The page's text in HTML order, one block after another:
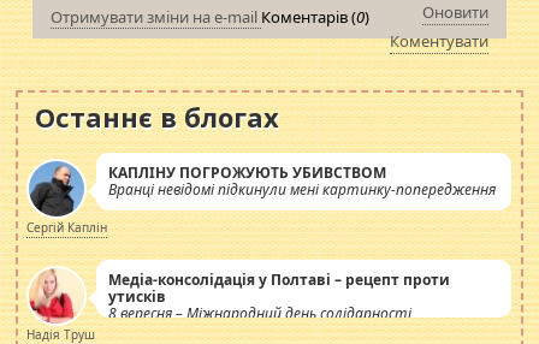
Отримувати зміни на e-mail Коментарів (0)
Оновити
Коментувати
Останнє в блогах
КАПЛІНУ ПОГРОЖУЮТЬ УБИВСТВОМ
Вранці невідомі підкинули мені картинку-попередження
Сергій Каплін
Медіа-консолідація у Полтаві – рецепт проти
утисків
8 вересня – Міжнародний день солідарності
журналістів.
Надія Труш